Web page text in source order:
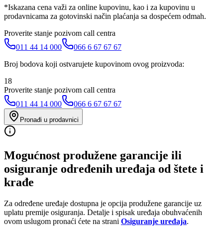
*Iskazana cena važi za online kupovinu, kao i za kupovinu u
prodavnicama za gotovinski način plaćanja sa dospećem odmah.
Proverite stanje pozivom call centra
011 44 14 000
066 6 67 67 67
Broj bodova koji ostvarujete kupovinom ovog proizvoda:
18
Proverite stanje pozivom call centra
011 44 14 000
066 6 67 67 67
Pronađi u prodavnici
Mogućnost produžene garancije ili
osiguranje određenih uređaja od štete i
krađe
Za određene uređaje dostupna je opcija produžene garancije uz
uplatu premije osiguranja. Detalje i spisak uređaja obuhvaćenih
ovom uslugom pronaći ćete na strani Osiguranje uređaja.